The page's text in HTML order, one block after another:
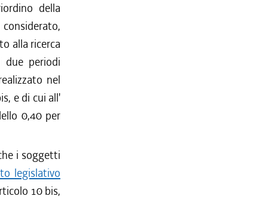
della
alla ricerca
periodi
nel
e di cui all'
0,40 per
i soggetti
legislativo
10 bis,